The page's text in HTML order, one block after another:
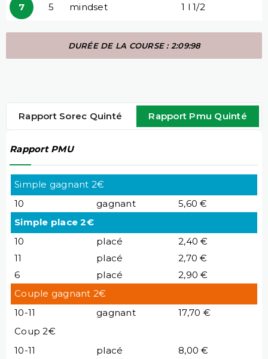
7 5 mindset 1 l 1/2
DURÉE DE LA COURSE : 2:09:98
Rapport Sorec Quinté Rapport Pmu Quinté
Rapport PMU
Simple gagnant 2€
10
gagnant
5,60 €
Simple place 2€
10
placé
2,40 €
11
placé
2,70 €
6
placé
2,90 €
Couple gagnant 2€
10-11
gagnant
17,70 €
Coup 2€
10-11
placé 8,00 €